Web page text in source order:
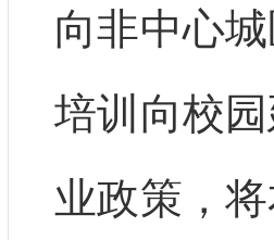
向非中心
培训向校
业政策，